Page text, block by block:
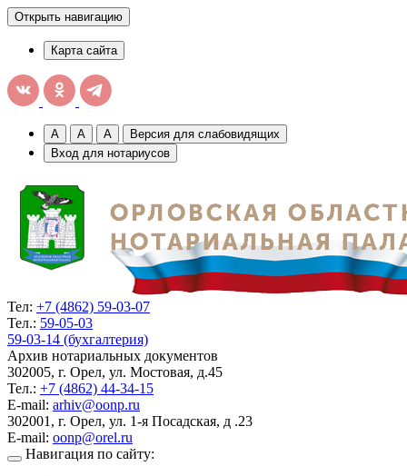
Открыть навигацию
Карта сайта
A A A
Версия для слабовидящих
Вход для нотариусов
Тел: +7 (4862) 59-03-07
Тел.: 59-05-03
59-03-14 (бухгалтерия)
Архив нотариальных документов
302005, г. Орел, ул. Мостовая, д.45
Тел.: +7 (4862) 44-34-15
E-mail: arhiv@oonp.ru
302001, г. Орел, ул. 1-я Посадская, д .23
E-mail: oonp@orel.ru
Навигация по сайту: